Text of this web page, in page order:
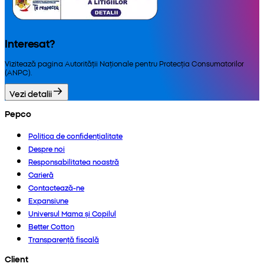
Interesat?
Vizitează pagina Autorității Naționale pentru Protecția Consumatorilor
(ANPC).
Vezi detalii
Pepco
Politica de confidențialitate
Despre noi
Responsabilitatea noastră
Carieră
Contactează-ne
Expansiune
Universul Mama și Copilul
Better Cotton
Transparență fiscală
Client